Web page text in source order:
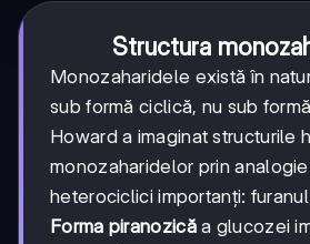
Structura
Monozaharidele există în
sub formă ciclică, nu sub
Howard a imaginat structurile
monozaharidelor prin
heterociclici importanți:
Forma piranozicăa glucozei